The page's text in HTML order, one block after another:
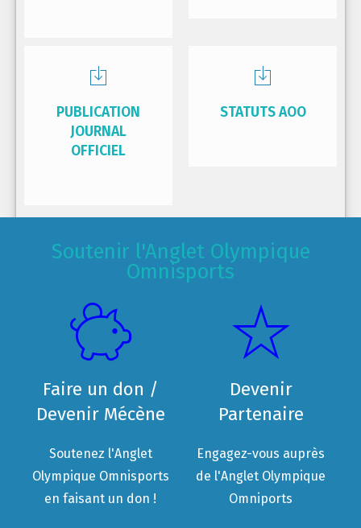
PUBLICATION
JOURNAL
OFFICIEL
STATUTS AOO
Soutenir l'Anglet Olympique
Omnisports
Faire un don /
Devenir Mécène
Soutenez l'Anglet
Olympique Omnisports
en faisant un don !
Devenir
Partenaire
Engagez-vous auprès
de l'Anglet Olympique
Omniports